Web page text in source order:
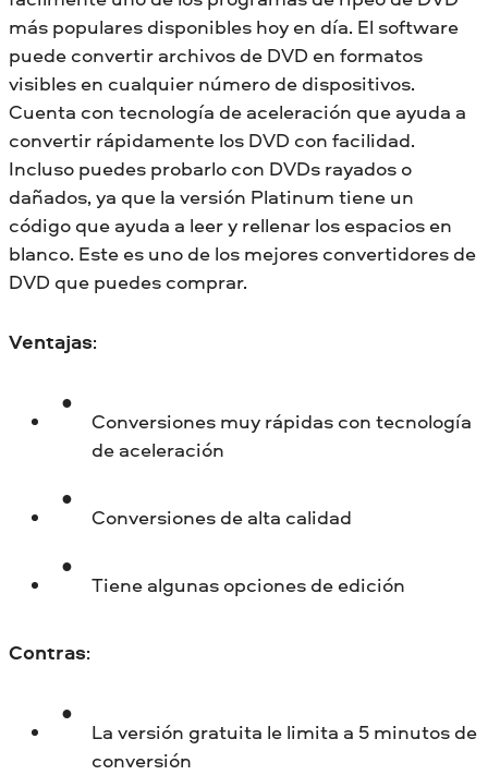
más populares disponibles hoy en día. El software
puede convertir archivos de DVD en formatos
visibles en cualquier número de dispositivos.
Cuenta con tecnología de aceleración que ayuda a
convertir rápidamente los DVD con facilidad.
Incluso puedes probarlo con DVDs rayados o
dañados, ya que la versión Platinum tiene un
código que ayuda a leer y rellenar los espacios en
blanco. Este es uno de los mejores convertidores de
DVD que puedes comprar.
Ventajas:
Conversiones muy rápidas con tecnología
de aceleración
Conversiones de alta calidad
Tiene algunas opciones de edición
Contras:
La versión gratuita le limita a 5 minutos de
conversión